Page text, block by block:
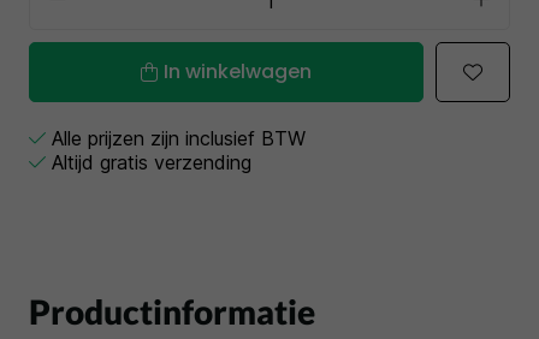
In winkelwagen
Alle prijzen zijn inclusief BTW
Altijd gratis verzending
Productinformatie